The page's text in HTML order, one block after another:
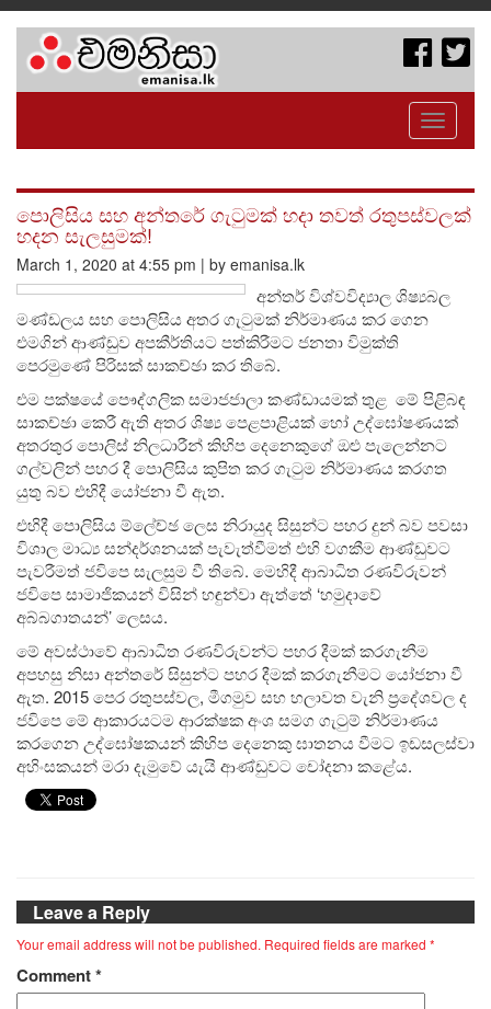
Toggle
පොලිසිය සහ අන්තරේ ගැටුමක් හදා තවත් රතුපස්වලක්
හදන සැලසුමක්!
March 1, 2020 at 4:55 pm | by emanisa.lk
අන්තර් විශ්වවිද්‍යාල ශිෂ්‍යබල
මණ්ඩලය සහ පොලිසිය අතර ගැටුමක් නිර්මාණය කර ගෙන
එමගින් ආණ්ඩුව අපකීර්තියට පත්කිරීමට ජනතා විමුක්ති
පෙරමුණේ පිරිසක් සාකච්ඡා කර තිබේ.
එම පක්ෂයේ පෞද්ගලික සමාජජාලා කණ්ඩායමක් තුළ මේ පිළිබඳ
සාකච්ඡා කෙරී ඇති අතර ශිෂ්‍ය පෙළපාළියක් හෝ උද්ඝෝෂණයක්
අතරතුර පොලිස් නිලධාරීන් කිහිප දෙනෙකුගේ ඔළු පැලෙන්නට
ගල්වලින් පහර දී පොලිසිය කුපිත කර ගැටුම නිර්මාණය කරගත
යුතු බව එහිදී යෝජනා වී ඇත.
එහිදී පොලිසිය ම්ලේච්ඡ ලෙස නිරායුද සිසුන්ට පහර දුන් බව පවසා
විශාල මාධ්‍ය සන්දර්ශනයක් පැවැත්වීමත් එහි වගකීම ආණ්ඩුවට
පැවරීමත් ජවිපෙ සැලසුම වී තිබේ. මෙහිදී ආබාධිත රණවිරුවන්
ජවිපෙ සාමාජිකයන් විසින් හඳුන්වා ඇත්තේ ‘හමුදාවේ
අබ්බගාතයන්’ ලෙසය.
මේ අවස්ථාවේ ආබාධිත රණවිරුවන්ට පහර දීමක් කරගැනීම
අපහසු නිසා අන්තරේ සිසුන්ට පහර දීමක් කරගැනීමට යෝජනා වී
ඇත. 2015 පෙර රතුපස්වල, මීගමුව සහ හලාවත වැනි ප්‍රදේශවල ද
ජවිපෙ මේ ආකාරයටම ආරක්ෂක අංශ සමග ගැටුම් නිර්මාණය
කරගෙන උද්ඝෝෂකයන් කිහිප දෙනෙකු ඝාතනය වීමට ඉඩසලස්වා
අහිංසකයන් මරා දැමුවේ යැයි ⁣ආණ්ඩුවට චෝදනා කළේය.
Leave a Reply
Your email address will not be published. Required fields are marked *
Comment*